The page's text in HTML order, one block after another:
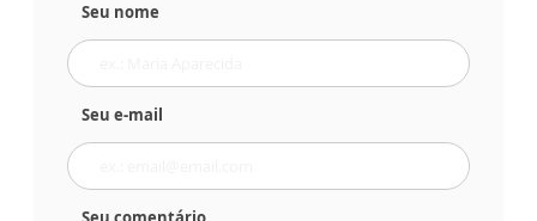
Seu nome
Seu e-mail